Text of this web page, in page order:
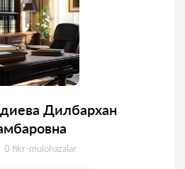
Дилбархан
Fikrlar:
0 fikr-mulohazalar